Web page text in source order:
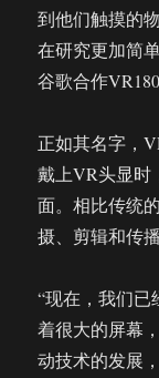
到他们触摸的
在研究更加简
谷歌合作
正如其名字，
戴上VR头显时
面。相比传统
摄、剪辑和传
“现在，我们
着很大的屏幕
动技术的发展